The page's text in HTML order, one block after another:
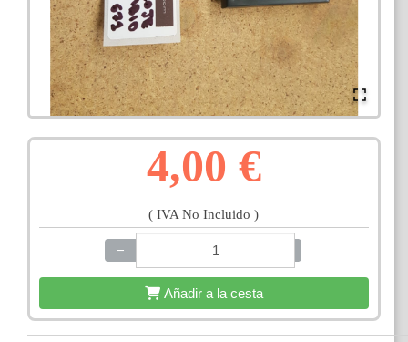
4,00 €
( IVA No Incluido )
−
Añadir a la cesta